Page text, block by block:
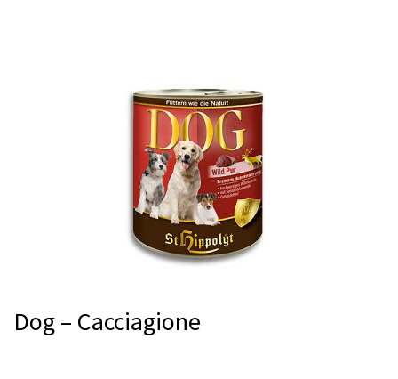
Dog – Cacciagione